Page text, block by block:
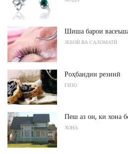
Шиша барои
ЗЕБОӢ ВА САЛОМАТӢ
Роҳбандии резинӣ
ҒИЗО
Пеш аз он, ки хона
ХОНА